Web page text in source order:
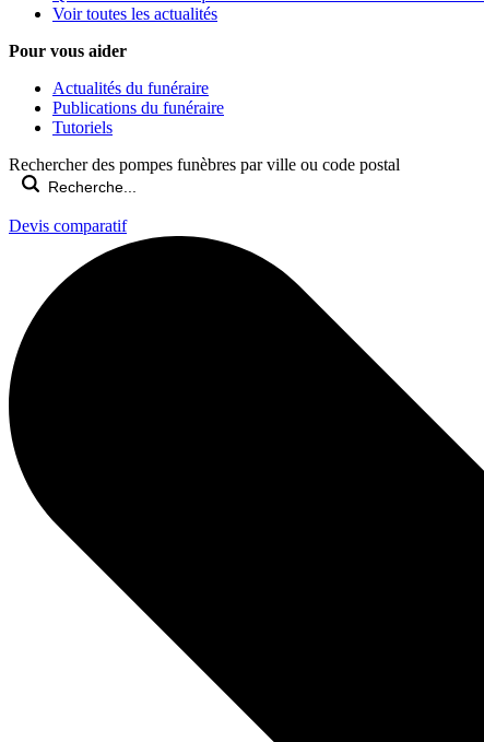
Voir toutes les actualités
Pour vous aider
Actualités du funéraire
Publications du funéraire
Tutoriels
Rechercher des pompes funèbres par ville ou code postal
Devis comparatif